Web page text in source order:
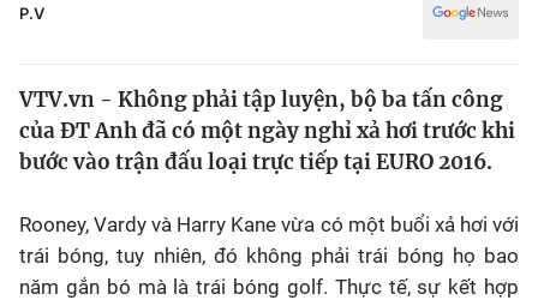
Chân dung
Bóng đá
P.V
VTV.vn - Không phải tập luyện, bộ ba tấn công
của ĐT Anh đã có một ngày nghỉ xả hơi trước khi
bước vào trận đấu loại trực tiếp tại EURO 2016.
Rooney, Vardy và Harry Kane vừa có một buổi xả hơi với
trái bóng, tuy nhiên, đó không phải trái bóng họ bao
năm gắn bó mà là trái bóng golf. Thực tế, sự kết hợp